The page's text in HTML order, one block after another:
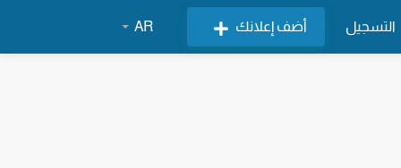
التسجيل أضف إعلانك AR